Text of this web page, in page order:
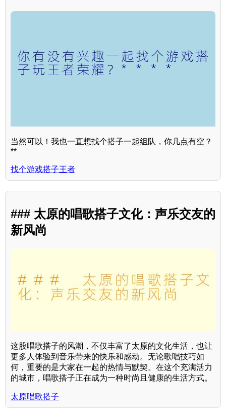
当然可以！我也一直想找个搭子一起组队，你几点有空？
**
找个游戏搭子王者
### 太原的唱歌搭子文化：声乐交友的
新风尚
这股唱歌搭子的风潮，不仅丰富了太原的文化生活，也让
更多人体验到音乐带来的快乐和感动。无论歌唱技巧如
何，重要的是大家在一起的热情与默契。在这个充满活力
的城市，唱歌搭子正在成为一种时尚且健康的生活方式。
太原唱歌搭子